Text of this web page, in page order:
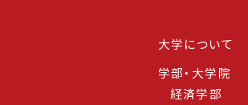
大学について
学部・大学院
経済学部